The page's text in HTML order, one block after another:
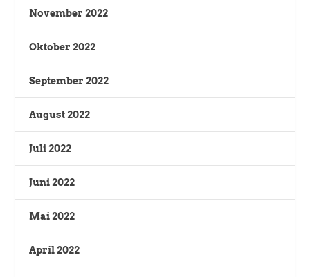
November 2022
Oktober 2022
September 2022
August 2022
Juli 2022
Juni 2022
Mai 2022
April 2022